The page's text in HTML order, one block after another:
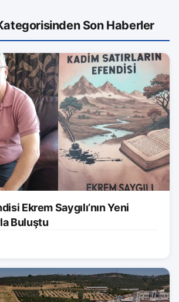
Son Haberler
Ekrem Saygılı’nın Yeni
Buluştu